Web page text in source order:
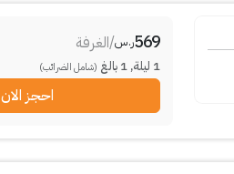
569ر.س/الغرفة
1 ليلة,
1 بالغ (شامل الضرائب)
احجز الان